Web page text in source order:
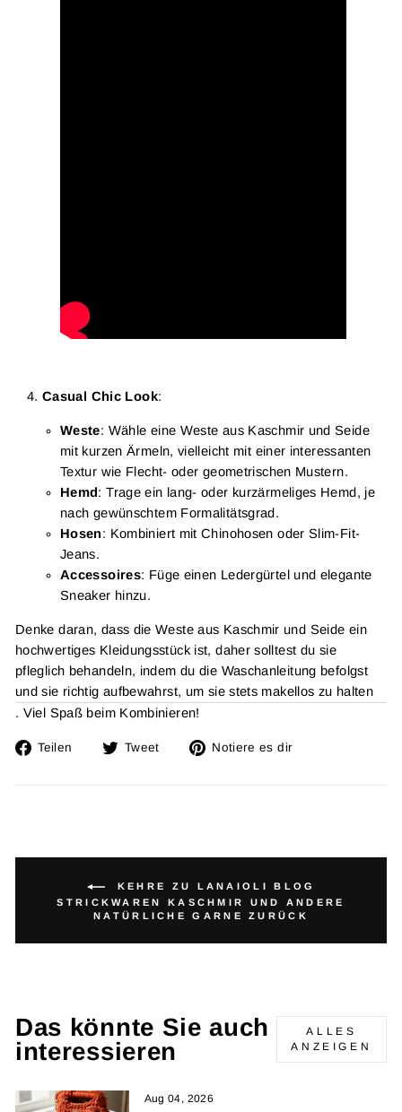
Casual Chic Look:
Weste: Wähle eine Weste aus Kaschmir und Seide
mit kurzen Ärmeln, vielleicht mit einer interessanten
Textur wie Flecht- oder geometrischen Mustern.
Hemd: Trage ein lang- oder kurzärmeliges Hemd, je
nach gewünschtem Formalitätsgrad.
Hosen: Kombiniert mit Chinohosen oder Slim-Fit-
Jeans.
Accessoires: Füge einen Ledergürtel und elegante
Sneaker hinzu.
Denke daran, dass die Weste aus Kaschmir und Seide ein
hochwertiges Kleidungsstück ist, daher solltest du sie
pfleglich behandeln, indem du die Waschanleitung befolgst
und sie richtig aufbewahrst, um sie stets makellos zu halten
. Viel Spaß beim Kombinieren!
Teilen
Auf
teilen
Tweet
Twitta
Twitter
Notiere es dir
Pin
KEHRE ZU LANAIOLI BLOG
STRICKWAREN KASCHMIR UND ANDERE
NATÜRLICHE GARNE ZURÜCK
Das könnte Sie auch
interessieren
ALLES
ANZEIGEN
Aug 04, 2026